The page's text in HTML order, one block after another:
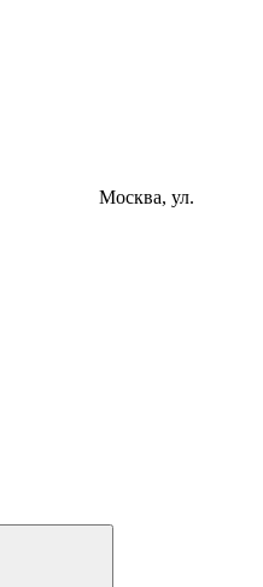
Москва, ул.